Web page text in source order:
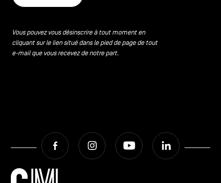
Vous pouvez vous désinscrire à tout moment en
cliquant sur le lien situé dans le pied de page de tout
e-mail que vous recevez de notre part.
Facebook Instagram Youtube